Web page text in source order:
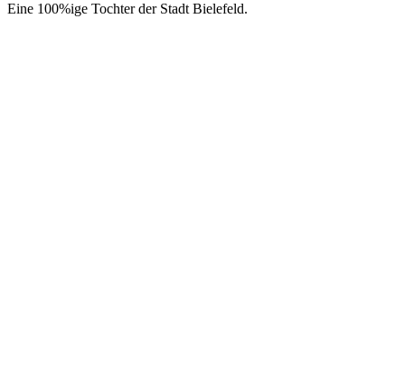
Eine 100%ige Tochter der Stadt Bielefeld.